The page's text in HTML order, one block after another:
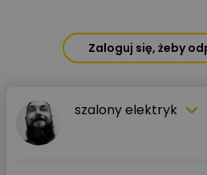
Zaloguj się, żeby
szalony elektryk